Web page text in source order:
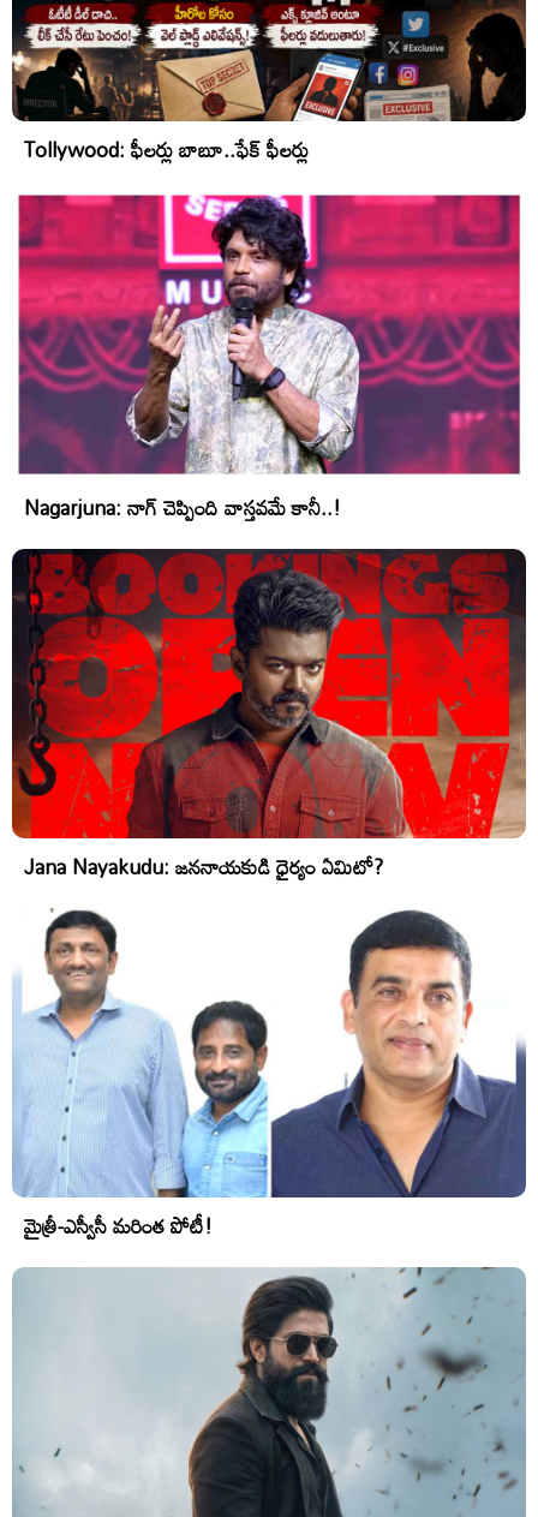
Tollywood: ఫీలర్లు బాబూ..ఫేక్ ఫీలర్లు
Nagarjuna: నాగ్ చెప్పింది వాస్తవమే కానీ..!
Jana Nayakudu: జననాయకుడి ధైర్యం ఏమిటో?
మైత్రీ-ఎస్వీసీ మరింత పోటీ!